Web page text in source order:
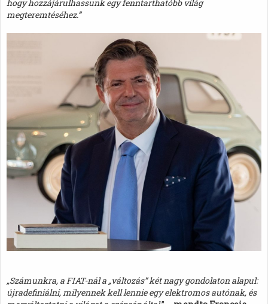
hogy hozzájárulhassunk egy fenntarthatóbb világ
megteremtéséhez.”
„Számunkra, a FIAT-nál a „változás” két nagy gondolaton alapul:
újradefiniálni, milyennek kell lennie egy elektromos autónak, és